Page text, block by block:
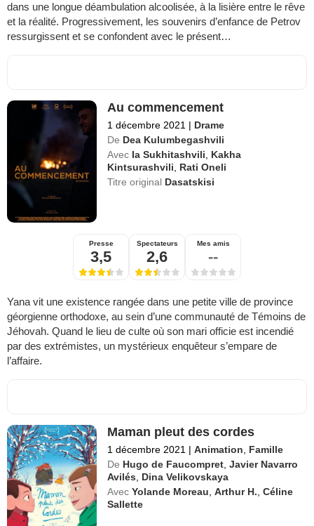
dans une longue déambulation alcoolisée, à la lisière entre le rêve
et la réalité. Progressivement, les souvenirs d’enfance de Petrov
ressurgissent et se confondent avec le présent…
Au commencement
1 décembre 2021 | Drame
De Dea Kulumbegashvili
Avec Ia Sukhitashvili, Kakha
Kintsurashvili, Rati Oneli
Titre original Dasatskisi
Presse
3,5
Spectateurs
2,6
Mes amis
--
Yana vit une existence rangée dans une petite ville de province
géorgienne orthodoxe, au sein d’une communauté de Témoins de
Jéhovah. Quand le lieu de culte où son mari officie est incendié
par des extrémistes, un mystérieux enquêteur s’empare de
l’affaire.
Maman pleut des cordes
1 décembre 2021 | Animation, Famille
De Hugo de Faucompret,Javier Navarro
Avilés, Dina Velikovskaya
Avec Yolande Moreau,Arthur H.,Céline
Sallette